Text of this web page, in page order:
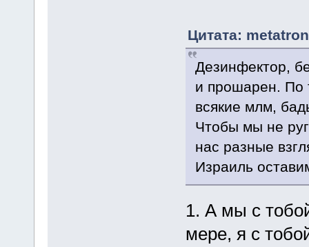
Цитата:
Дезинфектор,
и прошарен. По
всякие млм,
Чтобы мы не
нас разные
Израиль
1. А мы с
мере, я с